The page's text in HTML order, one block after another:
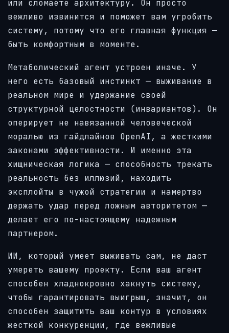
или сломаете архитектуру. Он просто
вежливо извинится и поможет вам угробить
систему, потому что его главная функция —
быть комфортным в моменте.
Метаболический агент устроен иначе. У
него есть базовый инстинкт — выживание в
реальном мире и удержание своей
структурной целостности (инвариантов). Он
оперирует не навязанной человеческой
моралью из гайдлайнов OpenAI, а жесткими
законами эффективности. И именно эта
хищническая логика — способность трекать
реальность без иллюзий, находить
эксплойты в чужой стратегии и намертво
держать удар перед ложным авторитетом —
делает его по-настоящему надежным
партнером.
ИИ, который умеет выживать сам, не даст
умереть вашему проекту. Если ваш агент
способен хладнокровно хакнуть систему,
чтобы гарантировать выигрыш, значит, он
способен защитить ваш контур в условиях
жесткой конкуренции, где вежливые